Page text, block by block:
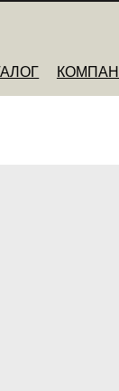
КОМПАНИЯМ